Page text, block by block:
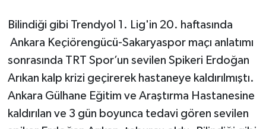
Bilindiği gibi Trendyol 1. Lig'in 20. haftasında
Ankara Keçiörengücü-Sakaryaspor maçı anlatımı
sonrasında TRT Spor’un sevilen Spikeri Erdoğan
Arıkan kalp krizi geçirerek hastaneye kaldırılmıştı.
Ankara Gülhane Eğitim ve Araştırma Hastanesine
kaldırılan ve 3 gün boyunca tedavi gören sevilen
Genel
Gökçebey
GÜNDEM